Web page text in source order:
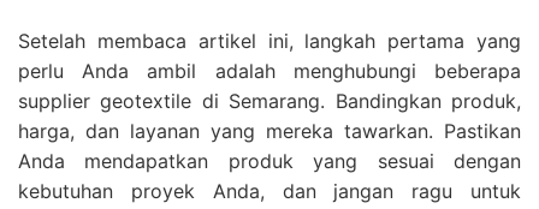
Setelah membaca artikel ini, langkah pertama yang
perlu Anda ambil adalah menghubungi beberapa
supplier geotextile di Semarang. Bandingkan produk,
harga, dan layanan yang mereka tawarkan. Pastikan
Anda mendapatkan produk yang sesuai dengan
kebutuhan proyek Anda, dan jangan ragu untuk